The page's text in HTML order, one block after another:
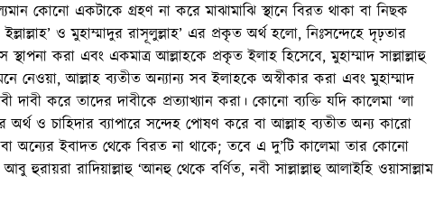
কোনো একটাকে গ্রহণ না করে মাঝামাঝি স্থানে বিরত থাকা বা নিছক
ও মুহাম্মাদুর রাসূলুল্লাহ’ এর প্রকৃত অর্থ হলো, নিঃসন্দেহে দৃঢ়তার
স্থাপনা করা এবং একমাত্র আল্লাহকে প্রকৃত ইলাহ হিসেবে, মুহাম্মাদ সাল্লাল্লাহু
নেওয়া, আল্লাহ ব্যতীত অন্যান্য সব ইলাহকে অস্বীকার করা এবং মুহাম্মাদ
দাবী করে তাদের দাবীকে প্রত্যাখ্যান করা। কোনো ব্যক্তি যদি কালেমা ‘লা
এর অর্থ ও চাহিদার ব্যাপারে সন্দেহ পোষণ করে বা আল্লাহ ব্যতীত অন্য কারো
অন্যের ইবাদত থেকে বিরত না থাকে; তবে এ দু’টি কালেমা তার কোনো
রাদিয়াল্লাহু ‘আনহু থেকে বর্ণিত, নবী সাল্লাল্লাহু আলাইহি ওয়াসাল্লাম